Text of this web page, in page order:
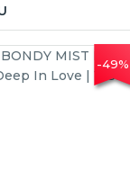
-49%